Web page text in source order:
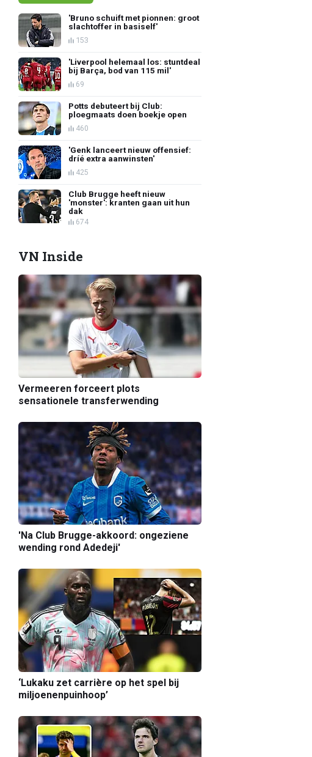
'Bruno schuift met pionnen: groot
slachtoffer in basiself'
153
'Liverpool helemaal los: stuntdeal
bij Barça, bod van 115 mil'
69
Potts debuteert bij Club:
ploegmaats doen boekje open
460
'Genk lanceert nieuw offensief:
dríé extra aanwinsten'
425
Club Brugge heeft nieuw
'monster': kranten gaan uit hun
dak
674
VN Inside
Vermeeren forceert plots
sensationele transferwending
'Na Club Brugge-akkoord: ongeziene
wending rond Adedeji'
‘Lukaku zet carrière op het spel bij
miljoenenpuinhoop’